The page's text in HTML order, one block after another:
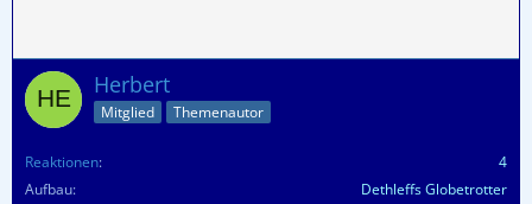
Herbert
Mitglied Themenautor
Reaktionen
4
Aufbau
Dethleffs Globetrotter